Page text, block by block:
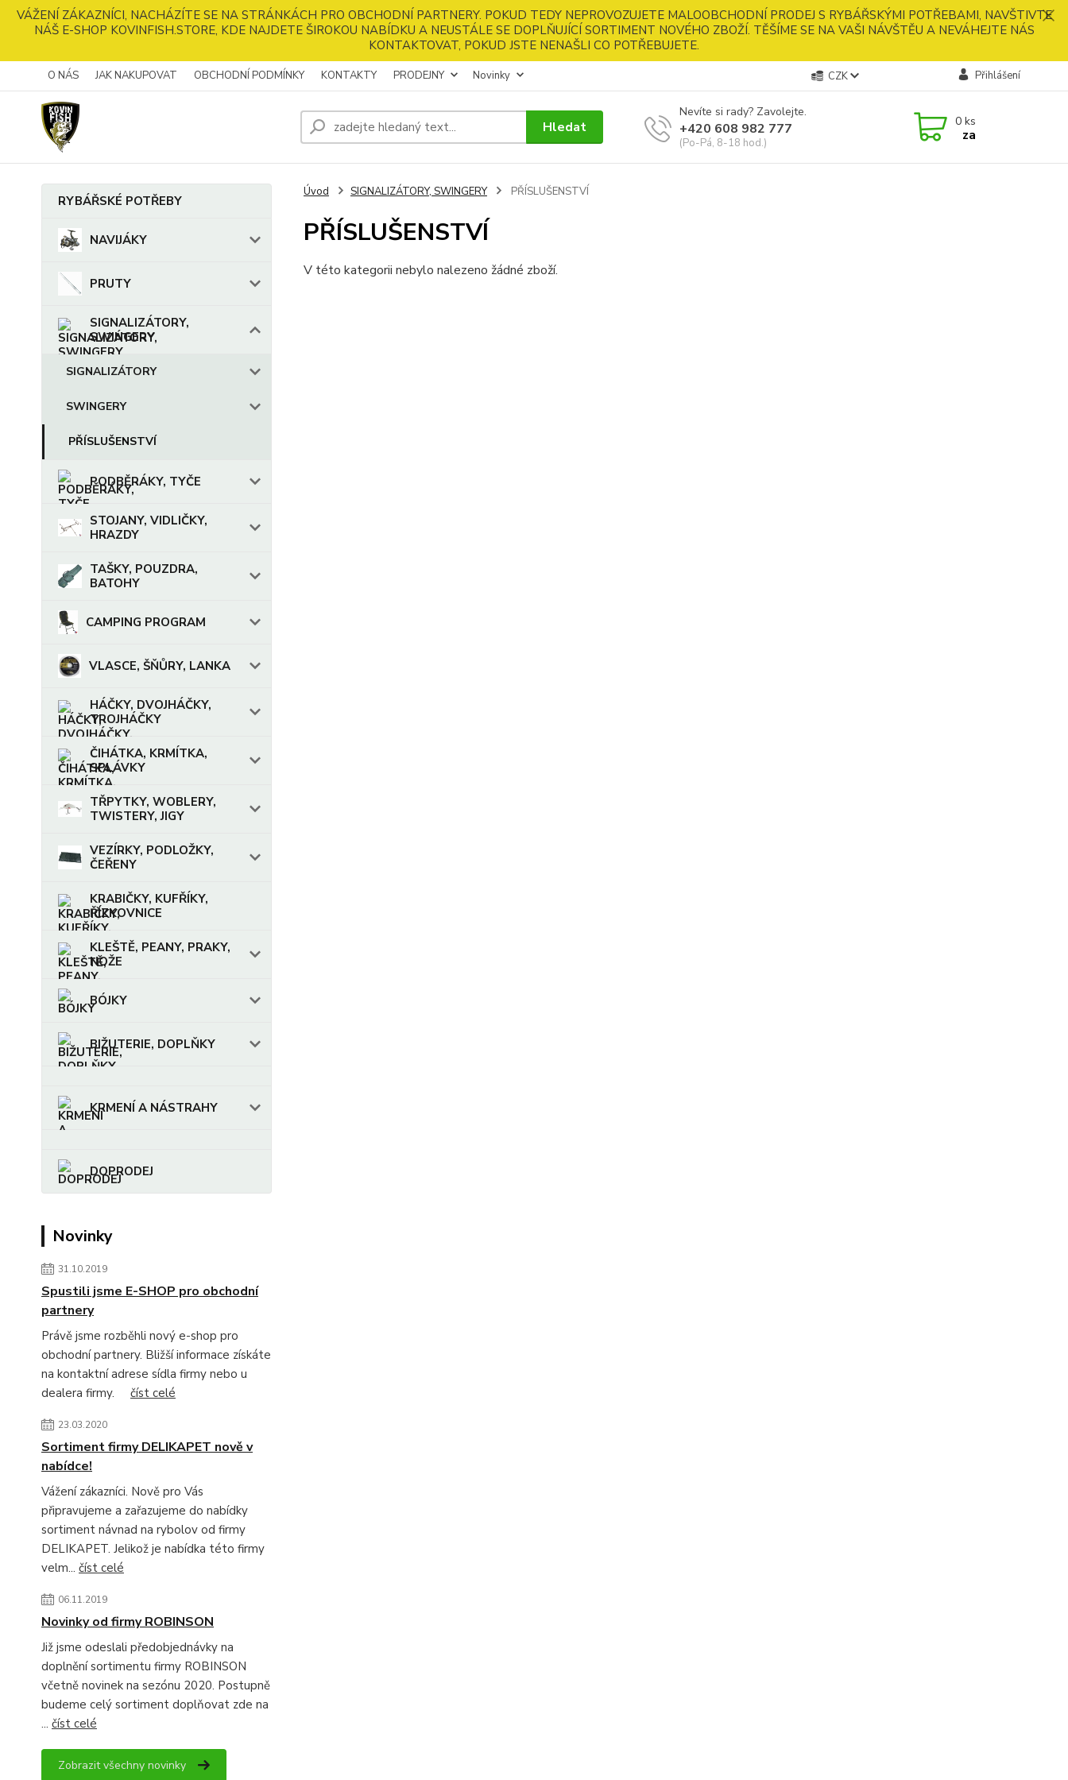
VÁŽENÍ ZÁKAZNÍCI, NACHÁZÍTE SE NA STRÁNKÁCH PRO OBCHODNÍ PARTNERY. POKUD TEDY NEPROVOZUJETE MALOOBCHODNÍ PRODEJ S RYBÁŘSKÝMI POTŘEBAMI, NAVŠTIVTE
NÁŠ E-SHOP KOVINFISH.STORE, KDE NAJDETE ŠIROKOU NABÍDKU A NEUSTÁLE SE DOPLŇUJÍCÍ SORTIMENT NOVÉHO ZBOŽÍ. TĚŠÍME SE NA VAŠI NÁVŠTĚU A NEVÁHEJTE NÁS
KONTAKTOVAT, POKUD JSTE NENAŠLI CO POTŘEBUJETE.
O NÁS JAK NAKUPOVAT OBCHODNÍ PODMÍNKY KONTAKTY PRODEJNY Novinky CZK Přihlášení
Hledat
Nevíte si rady? Zavolejte.
+420 608 982 777
(Po-Pá, 8-18 hod.)
0 ks
za
RYBÁŘSKÉ POTŘEBY
NAVIJÁKY
PRUTY
SIGNALIZÁTORY,
SWINGERY
SIGNALIZÁTORY
SWINGERY
PŘÍSLUŠENSTVÍ
PODBĚRÁKY, TYČE
STOJANY, VIDLIČKY,
HRAZDY
TAŠKY, POUZDRA,
BATOHY
CAMPING PROGRAM
VLASCE, ŠŇŮRY, LANKA
HÁČKY, DVOJHÁČKY,
TROJHÁČKY
ČIHÁTKA, KRMÍTKA,
SPLÁVKY
TŘPYTKY, WOBLERY,
TWISTERY, JIGY
VEZÍRKY, PODLOŽKY,
ČEŘENY
KRABIČKY, KUFŘÍKY,
ŘÍZKOVNICE
KLEŠTĚ, PEANY, PRAKY,
NOŽE
BÓJKY
BIŽUTERIE, DOPLŇKY
KRMENÍ A NÁSTRAHY
DOPRODEJ
Novinky
31.10.2019
Spustili jsme E-SHOP pro obchodní
partnery
Právě jsme rozběhli nový e-shop pro
obchodní partnery. Bližší informace získáte
na kontaktní adrese sídla firmy nebo u
dealera firmy. číst celé
23.03.2020
Sortiment firmy DELIKAPET nově v
nabídce!
Vážení zákazníci. Nově pro Vás
připravujeme a zařazujeme do nabídky
sortiment návnad na rybolov od firmy
DELIKAPET. Jelikož je nabídka této firmy
velm... číst celé
06.11.2019
Novinky od firmy ROBINSON
Již jsme odeslali předobjednávky na
doplnění sortimentu firmy ROBINSON
včetně novinek na sezónu 2020. Postupně
budeme celý sortiment doplňovat zde na
... číst celé
Zobrazit všechny novinky
Úvod SIGNALIZÁTORY, SWINGERY PŘÍSLUŠENSTVÍ
PŘÍSLUŠENSTVÍ
V této kategorii nebylo nalezeno žádné zboží.